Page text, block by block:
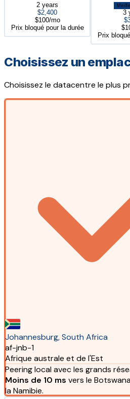
2 years
$2,400
$100/mo
Prix bloqué pour la durée
3
Prix
Choisissez un
Choisissez le datacentre le plus
Johannesburg, South Africa
af-jnb-1
Afrique australe et de l'Est
Peering local avec les grands
Moins de 10 ms vers le
la Namibie.